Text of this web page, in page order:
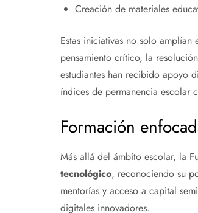
Creación de materiales
Estas iniciativas no solo
pensamiento crítico, la
estudiantes han recibido apoyo
índices de permanencia escolar
Formación
Más allá del ámbito escolar, la
tecnológico, reconociendo su
mentorías y acceso a capital
digitales innovadores.